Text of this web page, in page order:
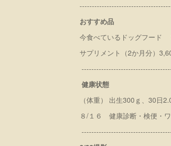
おすすめ品
今食べているドッグフード
サプリメント（2か月分）
健康状態
（体重） 出生300ｇ、30日
８/１６ 健康診断・検便・